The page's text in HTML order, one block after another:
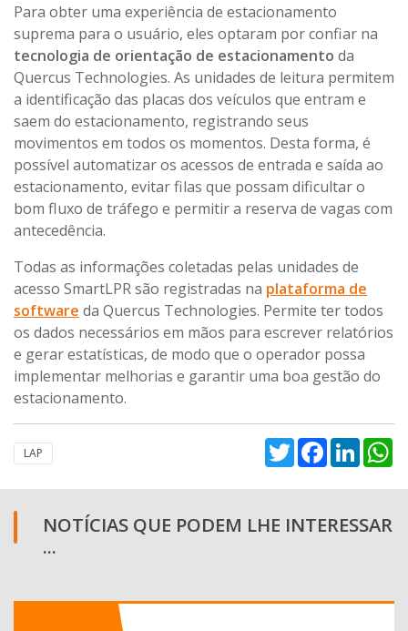
Para obter uma experiência de estacionamento
suprema para o usuário, eles optaram por confiar na
tecnologia de orientação de estacionamento da
Quercus Technologies. As unidades de leitura permitem
a identificação das placas dos veículos que entram e
saem do estacionamento, registrando seus
movimentos em todos os momentos. Desta forma, é
possível automatizar os acessos de entrada e saída ao
estacionamento, evitar filas que possam dificultar o
bom fluxo de tráfego e permitir a reserva de vagas com
antecedência.
Todas as informações coletadas pelas unidades de
acesso SmartLPR são registradas na plataforma de
software da Quercus Technologies. Permite ter todos
os dados necessários em mãos para escrever relatórios
e gerar estatísticas, de modo que o operador possa
implementar melhorias e garantir uma boa gestão do
estacionamento.
LAP TwitterFacebook
NOTÍCIAS QUE PODEM LHE INTERESSAR
...